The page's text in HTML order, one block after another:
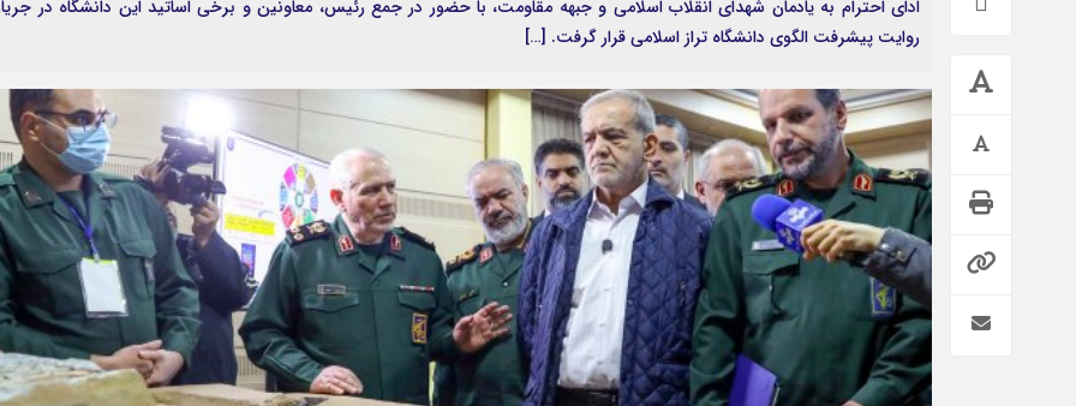
ادای احترام به یادمان شهدای انقلاب اسلامی و جبهه مقاومت، با حضور در جمع رئیس، معاونین و برخی اساتید این دانشگاه در
روایت پیشرفت الگوی دانشگاه تراز اسلامی قرار گرفت. […]